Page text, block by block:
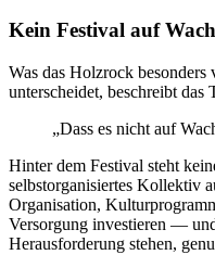
Kein Festival auf
Was das Holzrock
unterscheidet, beschreibt das
„Dass es nicht auf
Hinter dem Festival steht
selbstorganisiertes Kollektiv
Organisation,
Versorgung investieren —
Herausforderung stehen,